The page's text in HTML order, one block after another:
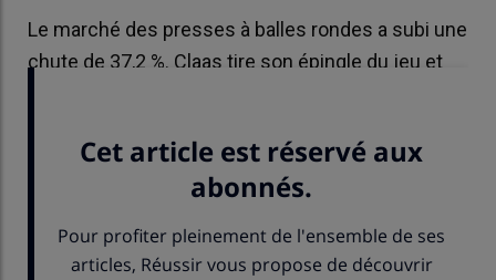
Le marché des presses à balles rondes a subi une
chute de 37,2 %. Claas tire son épingle du jeu et